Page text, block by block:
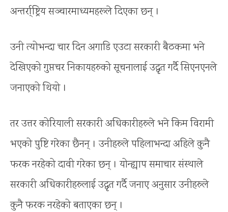
अन्तर्रा्ष्ट्रिय सञ्चारमाध्यमहरूले दिएका छन् ।
उनी त्योभन्दा चार दिन अगाडि एउटा सरकारी बैठकमा भने
देखिएको गुप्तचर निकायहरुको सूचनालाई उद्धृत गर्दै सिएनएनले
जनाएको थियो ।
तर उत्तर कोरियाली सरकारी अधिकारीहरुले भने किम विरामी
भएको पुष्टि गरेका छैनन् । उनीहरुले पहिलाभन्दा अहिले कुनै
फरक नरहेको दावी गरेका छन् । योन्ह्याप समाचार संस्थाले
सरकारी अधिकारीहरुलाई उद्धृत गर्दै जनाए अनुसार उनीहरुले
कुनै फरक नरहेको बताएका छन् ।